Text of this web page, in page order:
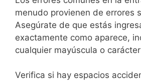
menudo provienen de errores
Asegúrate de que estás
exactamente como aparece,
cualquier mayúscula o
Verifica si hay espacios